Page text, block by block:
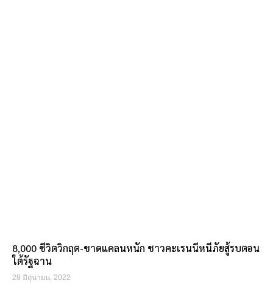
8,000 ชีวิตวิกฤต-ขาดแคลนหนัก ชาวคะเรนนีหนีภัยสู้รบตอน
ใต้รัฐฉาน
28 มิถุนายน, 2022